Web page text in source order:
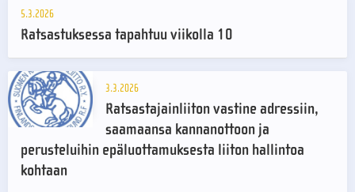
5.3.2026
Ratsastuksessa tapahtuu viikolla 10
3.3.2026
Ratsastajainliiton vastine adressiin,
saamaansa kannanottoon ja
perusteluihin epäluottamuksesta liiton hallintoa
kohtaan